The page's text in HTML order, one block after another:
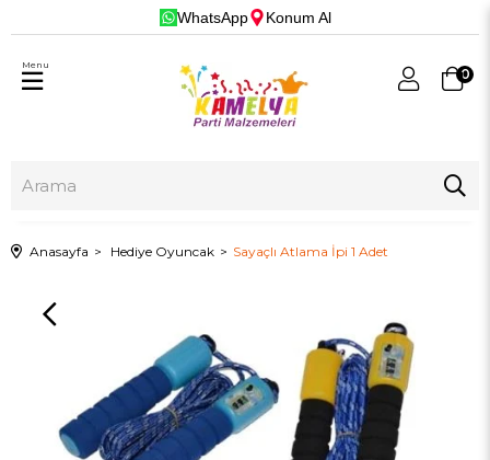
WhatsApp Konum Al
0
Menu
Anasayfa Hediye Oyuncak Sayaçlı Atlama İpi 1 Adet